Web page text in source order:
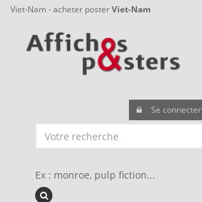
Viet-Nam - acheter posterViet-Nam
Se connecter
Ex : monroe, pulp fiction...